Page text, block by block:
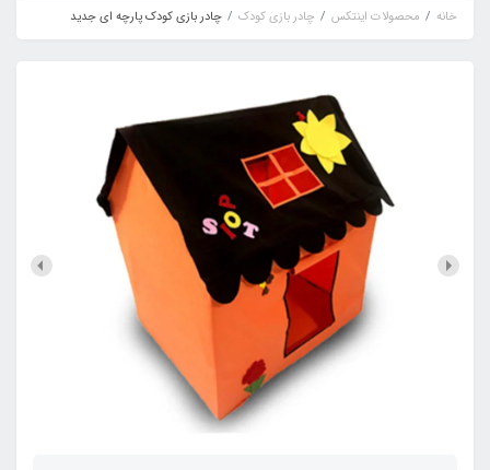
خانه محصولات اینتکس چادر بازی کودک چادر بازی کودک پارچه ای جدید